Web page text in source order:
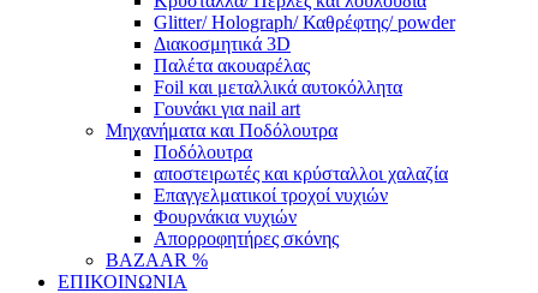
Glitter/ Holograph/ Καθρέφτης/ powder
Διακοσμητικά 3D
Παλέτα ακουαρέλας
Foil και μεταλλικά αυτοκόλλητα
Γουνάκι για nail art
Μηχανήματα και Ποδόλουτρα
Ποδόλουτρα
αποστειρωτές και κρύσταλλοι χαλαζία
Επαγγελματικοί τροχοί νυχιών
Φουρνάκια νυχιών
Απορροφητήρες σκόνης
BAZAAR %
ΕΠΙΚΟΙΝΩΝΙΑ